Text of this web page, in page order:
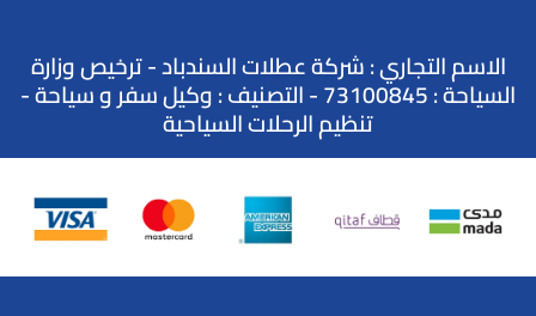
الاسم التجاري : شركة عطلات السندباد - ترخيص وزارة
السياحة : 73100845 - التصنيف : وكيل سفر و سياحة -
تنظيم الرحلات السياحية